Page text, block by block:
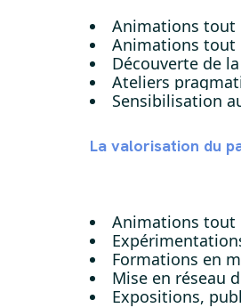
Animations tout
Animations tout
Découverte de
Ateliers
Sensibilisation
La valorisation du
Animations tout
Formations en
Mise en réseau
Expositions,